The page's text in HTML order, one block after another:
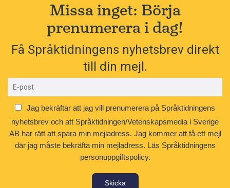
Missa inget: Börja
prenumerera i dag!
Få Språktidningens nyhetsbrev direkt
till din mejl.
Jag bekräftar att jag vill prenumerera på Språktidningens
nyhetsbrev och att Språktidningen/Vetenskapsmedia i Sverige
AB har rätt att spara min mejladress. Jag kommer att få ett mejl
där jag måste bekräfta min mejladress. Läs Språktidningens
personuppgiftspolicy.
Skicka